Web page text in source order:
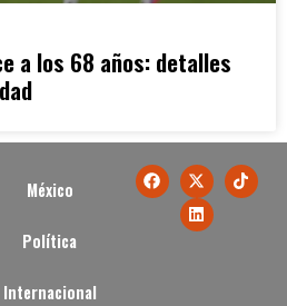
a los 68 años: detalles
México
Política
Internacional